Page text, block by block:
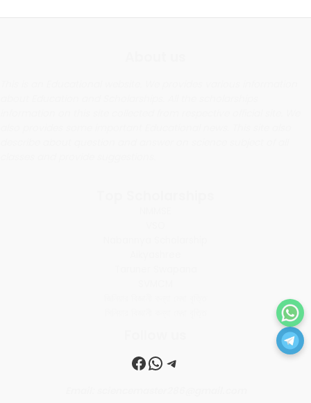
Facebook
WhatsApp
Telegram